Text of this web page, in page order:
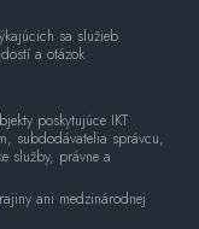
sa služieb
a otázok
poskytujúce IKT
subdodávatelia správcu,
služby, právne a
ani medzinárodnej